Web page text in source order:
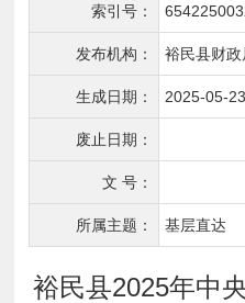
索引号：
发布机构： 裕民县财政
生成日期： 2025-05-23
废止日期：
文 号：
所属主题： 基层直达
裕民县2025年中